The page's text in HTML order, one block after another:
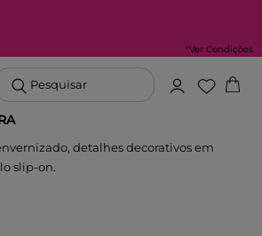
*Ver Condições
Pesquisar
detalhes decorativos em
slip-on.